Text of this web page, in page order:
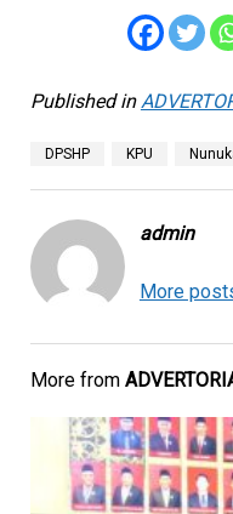
Published in
DPSHP KPU
admin
More
More from